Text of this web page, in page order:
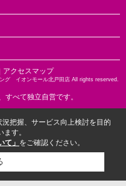
アクセスマップ
グ イオンモール北戸田店 All rights reserved.
すべて独立自営です。
把握、サービス向上検討を目的
す。
て」 をご確認ください。